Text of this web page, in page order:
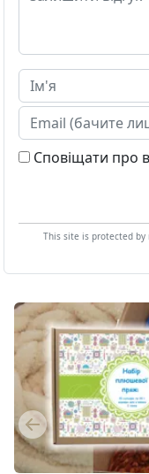
Сповіщати про
This site is protected by
Previous